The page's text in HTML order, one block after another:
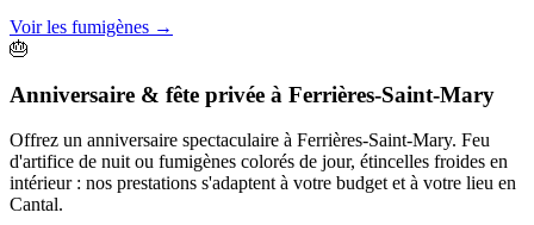
Voir les fumigènes →
🎂
Anniversaire & fête privée à Ferrières-Saint-Mary
Offrez un anniversaire spectaculaire à Ferrières-Saint-Mary. Feu
d'artifice de nuit ou fumigènes colorés de jour, étincelles froides en
intérieur : nos prestations s'adaptent à votre budget et à votre lieu en
Cantal.